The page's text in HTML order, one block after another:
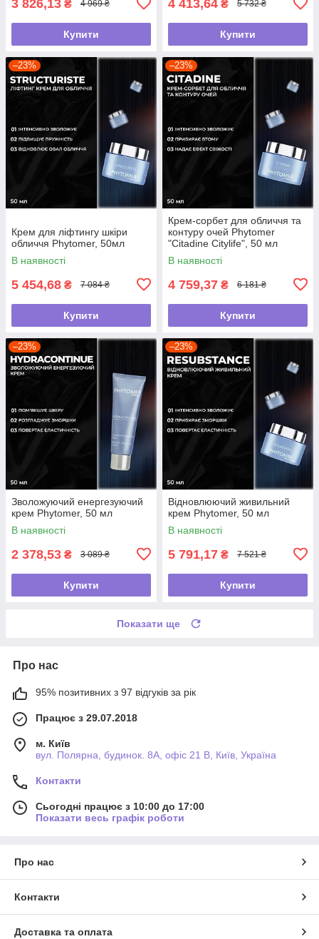
3 826,13 ₴ 4 969 ₴
Купити
4 413,64 ₴ 5 732 ₴
Купити
–23%
Крем для ліфтингу шкіри
обличчя Phytomer, 50мл
В наявності
5 454,68 ₴ 7 084 ₴
Купити
–23%
Крем-сорбет для обличчя та
контуру очей Phytomer
"Citadine Citylife", 50 мл
В наявності
4 759,37 ₴ 6 181 ₴
Купити
–23%
Зволожуючий енергезуючий
крем Phytomer, 50 мл
В наявності
2 378,53 ₴ 3 089 ₴
Купити
–23%
Відновлюючий живильний
крем Phytomer, 50 мл
В наявності
5 791,17 ₴ 7 521 ₴
Купити
Показати ще
Про нас
95% позитивних з 97 відгуків за рік
Працює з 29.07.2018
м. Київ
вул. Полярна, будинок. 8А, офіс 21 В, Київ, Україна
Контакти
Сьогодні працює з 10:00 до 17:00
Показати весь графік роботи
Про нас
Контакти
Доставка та оплата